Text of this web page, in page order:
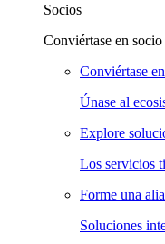
Socios
Conviértase en socio
Conviértase
Únase al
Explore
Los servicios
Forme una
Soluciones